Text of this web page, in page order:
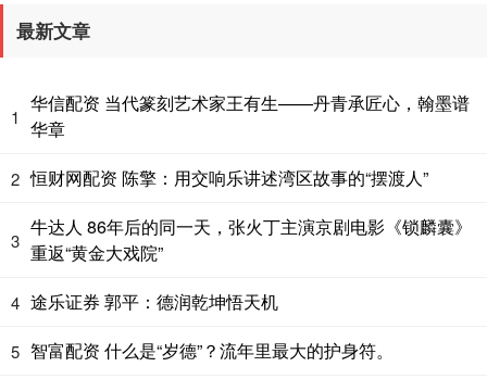
最新文章
1
华信配资 当代篆刻艺术家王有生——丹青承匠心，翰墨谱
华章
2 恒财网配资 陈擎：用交响乐讲述湾区故事的“摆渡人”
3
牛达人 86年后的同一天，张火丁主演京剧电影《锁麟囊》
重返“黄金大戏院”
4 途乐证券 郭平：德润乾坤悟天机
5 智富配资 什么是“岁德”？流年里最大的护身符。